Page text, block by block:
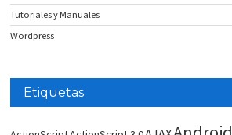
Tutoriales y Manuales
Wordpress
Etiquetas